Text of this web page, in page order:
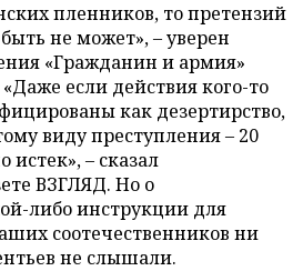
пленников, то претензий
не может», – уверен
«Гражданин и армия»
если действия кого-то
как дезертирство,
виду преступления – 20
истек», – сказал
ВЗГЛЯД. Но о
либо инструкции для
соотечественников ни
не слышали.